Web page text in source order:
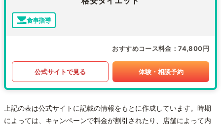
食事指導
おすすめコース料金 74,800円
公式サイトで見る 体験・相談予約
上記の表は公式サイトに記載の情報をもとに作成しています。時期
によっては、キャンペーンで料金が割引されたり、店舗によって内